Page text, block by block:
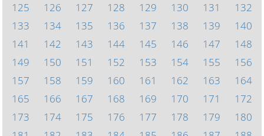
125
126 127 128 129 130 131
132
133
134 135 136 137 138 139
140
141
142 143 144 145 146 147
148
149
150 151 152 153 154 155
156
157
158 159 160 161 162 163
164
165
166 167 168 169 170 171
172
173
174 175 176 177 178 179
180